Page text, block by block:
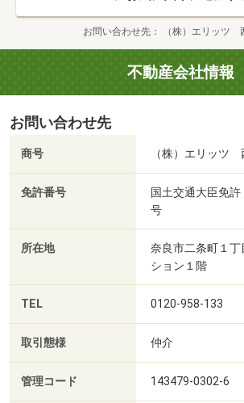
お問い合わせ先 （株）エリッツ
不動産会社情報
お問い合わせ先
商号 （株）エリッツ
免許番号
国土交通大臣免
号
所在地
奈良市二条町１
ション１階
TEL 0120-958-133
取引態様 仲介
管理コード 143479-0302-6